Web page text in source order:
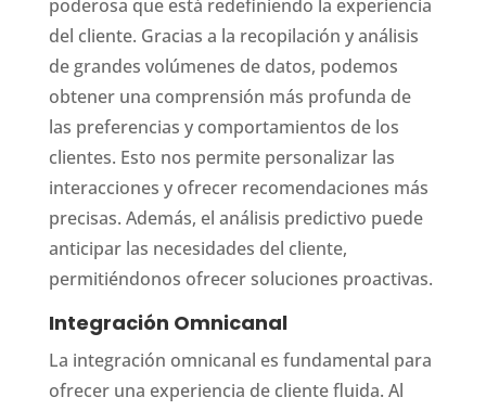
poderosa que está redefiniendo la experiencia
del cliente. Gracias a la recopilación y análisis
de grandes volúmenes de datos, podemos
obtener una comprensión más profunda de
las preferencias y comportamientos de los
clientes. Esto nos permite personalizar las
interacciones y ofrecer recomendaciones más
precisas. Además, el análisis predictivo puede
anticipar las necesidades del cliente,
permitiéndonos ofrecer soluciones proactivas.
Integración Omnicanal
La integración omnicanal es fundamental para
ofrecer una experiencia de cliente fluida. Al